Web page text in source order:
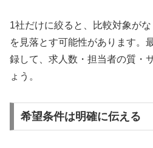
1社だけに絞ると、比較対象が
を見落とす可能性があります。
録して、求人数・担当者の質・
ょう。
希望条件は明確に伝える